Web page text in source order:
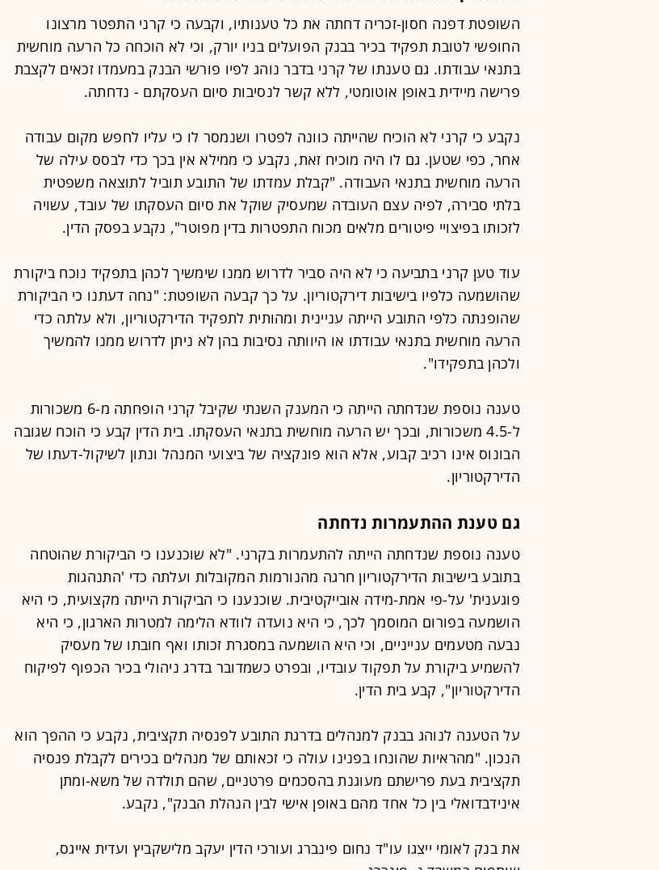
השופטת דפנה חסון-זכריה דחתה את כל טענותיו, וקבעה כי קרני התפטר מרצונו
החופשי לטובת תפקיד בכיר בבנק הפועלים בניו יורק, וכי לא הוכחה כל הרעה מוחשית
בתנאי עבודתו. גם טענתו של קרני בדבר נוהג לפיו פורשי הבנק במעמדו זכאים לקצבת
פרישה מיידית באופן אוטומטי, ללא קשר לנסיבות סיום העסקתם - נדחתה.
נקבע כי קרני לא הוכיח שהייתה כוונה לפטרו ושנמסר לו כי עליו לחפש מקום עבודה
אחר, כפי שטען. גם לו היה מוכיח זאת, נקבע כי ממילא אין בכך כדי לבסס עילה של
הרעה מוחשית בתנאי העבודה. "קבלת עמדתו של התובע תוביל לתוצאה משפטית
בלתי סבירה, לפיה עצם העובדה שמעסיק שוקל את סיום העסקתו של עובד, עשויה
לזכותו בפיצויי פיטורים מלאים מכוח התפטרות בדין מפוטר", נקבע בפסק הדין.
עוד טען קרני בתביעה כי לא היה סביר לדרוש ממנו שימשיך לכהן בתפקיד נוכח ביקורת
שהושמעה כלפיו בישיבות דירקטוריון. על כך קבעה השופטת: "נחה דעתנו כי הביקורת
שהופנתה כלפי התובע הייתה עניינית ומהותית לתפקיד הדירקטוריון, ולא עלתה כדי
הרעה מוחשית בתנאי עבודתו או היוותה נסיבות בהן לא ניתן לדרוש ממנו להמשיך
ולכהן בתפקידו".
טענה נוספת שנדחתה הייתה כי המענק השנתי שקיבל קרני הופחתה מ-6 משכורות
ל-4.5 משכורות, ובכך יש הרעה מוחשית בתנאי העסקתו. בית הדין קבע כי הוכח שגובה
הבונוס אינו רכיב קבוע, אלא הוא פונקציה של ביצועי המנהל ונתון לשיקול-דעתו של
הדירקטוריון.
גם טענת ההתעמרות נדחתה
טענה נוספת שנדחתה הייתה להתעמרות בקרני. "לא שוכנענו כי הביקורת שהוטחה
בתובע בישיבות הדירקטוריון חרגה מהנורמות המקובלות ועלתה כדי 'התנהגות
פוגענית' על-פי אמת-מידה אובייקטיבית. שוכנענו כי הביקורת הייתה מקצועית, כי היא
הושמעה בפורום המוסמך לכך, כי היא נועדה לוודא הלימה למטרות הארגון, כי היא
נבעה מטעמים ענייניים, וכי היא הושמעה במסגרת זכותו ואף חובתו של מעסיק
להשמיע ביקורת על תפקוד עובדיו, ובפרט כשמדובר בדרג ניהולי בכיר הכפוף לפיקוח
הדירקטוריון", קבע בית הדין.
על הטענה לנוהג בבנק למנהלים בדרגת התובע לפנסיה תקציבית, נקבע כי ההפך הוא
הנכון. "מהראיות שהונחו בפנינו עולה כי זכאותם של מנהלים בכירים לקבלת פנסיה
תקציבית בעת פרישתם מעוגנת בהסכמים פרטניים, שהם תולדה של משא-ומתן
אינידבדואלי בין כל אחד מהם באופן אישי לבין הנהלת הבנק", נקבע.
את בנק לאומי ייצגו עו"ד נחום פינברג ועורכי הדין יעקב מלישקביץ ועדית אייגס,